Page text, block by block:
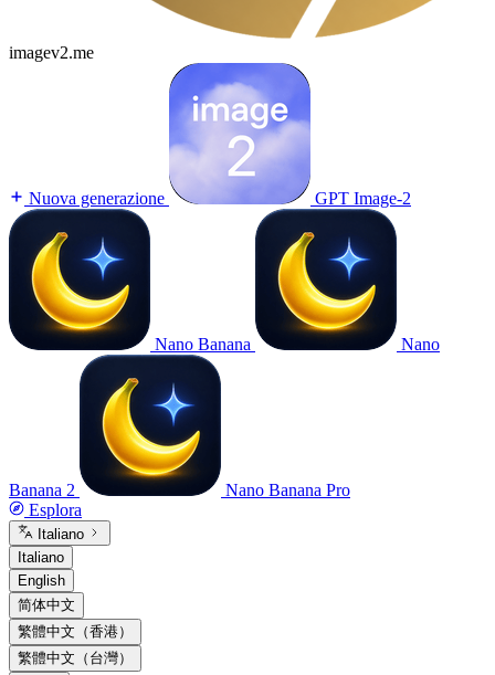
imagev2.me
Nuova generazione GPT Image-2
Nano Banana Nano
Banana 2
Nano Banana Pro
Esplora
Italiano
Italiano
English
简体中文
繁體中文（香港）
繁體中文（台灣）